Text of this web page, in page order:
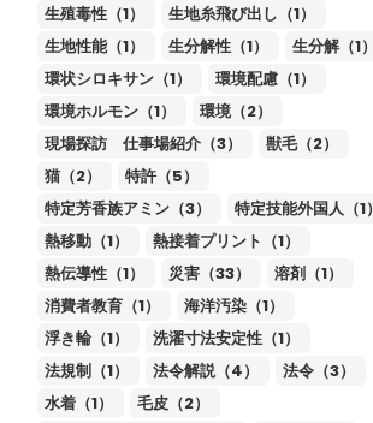
生殖毒性（1）
生地糸飛び出し（1）
生地性能（1）
生分解性（1）
生分解（1）
環状シロキサン（1）
環境配慮（1）
環境ホルモン（1）
環境（2）
現場探訪 仕事場紹介（3）
獣毛（2）
猫（2）
特許（5）
特定芳香族アミン（3）
特定技能外国人（1）
熱移動（1）
熱接着プリント（1）
熱伝導性（1）
災害（33）
溶剤（1）
消費者教育（1）
海洋汚染（1）
浮き輪（1）
洗濯寸法安定性（1）
法規制（1）
法令解説（4）
法令（3）
水着（1）
毛皮（2）